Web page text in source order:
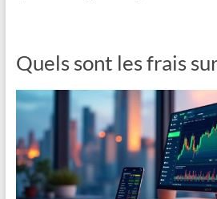
Quels sont les frais